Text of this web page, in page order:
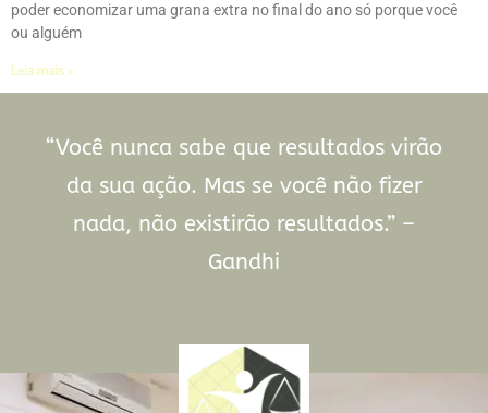
poder economizar uma grana extra no final do ano só porque você
ou alguém
Leia mais »
“Você nunca sabe que resultados virão
da sua ação. Mas se você não fizer
nada, não existirão resultados.” –
Gandhi